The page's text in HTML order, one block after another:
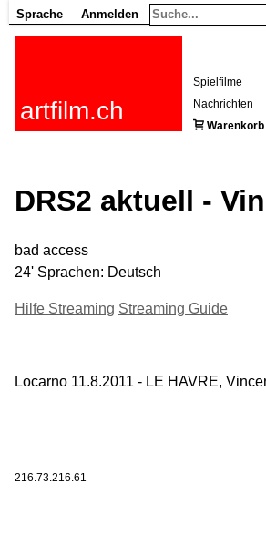
Sprache Anmelden
artfilm.ch
Spielfilme
Nachrichten
Warenkorb
DRS2 aktuell -
bad access
24' Sprachen: Deutsch
Hilfe Streaming Streaming Guide
Locarno 11.8.2011 - LE HAVRE,
216.73.216.61